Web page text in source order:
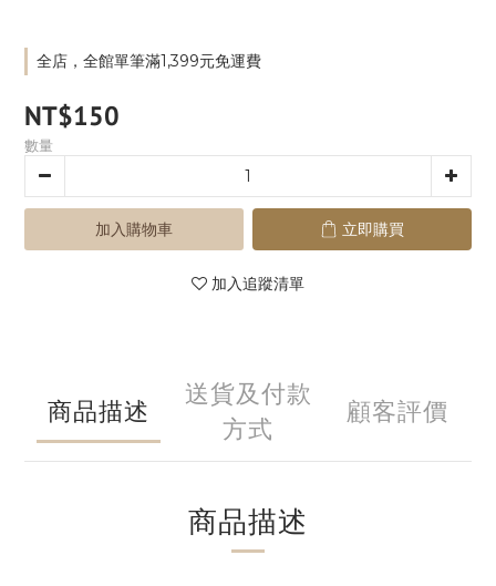
全店，全館單筆滿1,399元免運費
NT$150
數量
加入購物車 立即購買
加入追蹤清單
商品描述
送貨及付款
方式
顧客評價
商品描述